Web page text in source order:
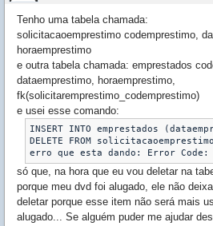
Tenho uma tabela chamada:
solicitacaoemprestimo codemprestimo,
horaemprestimo
e outra tabela chamada: emprestados
dataemprestimo, horaemprestimo,
fk(solicitaremprestimo_codemprestimo)
e usei esse comando:
INSERT INTO emprestados
DELETE FROM
erro que esta dando: Error Code:
só que, na hora que eu vou deletar na
porque meu dvd foi alugado, ele não
deletar porque esse item não será mais
alugado... Se alguém puder me ajudar